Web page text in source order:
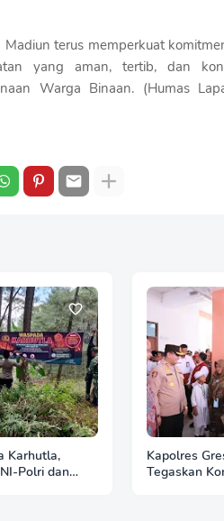
terus memperkuat
yang aman, tertib, dan
Warga Binaan. (Humas
Karhutla,
Polri dan
Kapolres
Tegaskan